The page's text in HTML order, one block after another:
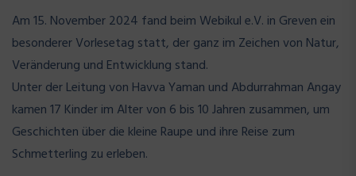
Am 15. November 2024 fand beim Webikul e.V. in Greven ein
besonderer Vorlesetag statt, der ganz im Zeichen von Natur,
Veränderung und Entwicklung stand.
Unter der Leitung von Havva Yaman und Abdurrahman Angay
kamen 17 Kinder im Alter von 6 bis 10 Jahren zusammen, um
Geschichten über die kleine Raupe und ihre Reise zum
Schmetterling zu erleben.